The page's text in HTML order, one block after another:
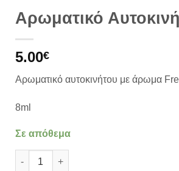
Αρωματικό
5.00€
Αρωματικό αυτοκινήτου με άρωμα
8ml
Σε απόθεμα
Αρωματικό Αυτοκινήτου Fresh Cotton